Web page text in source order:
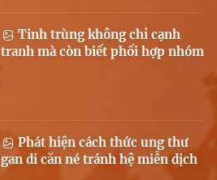
Tinh trùng không chỉ cạnh
tranh mà còn biết phối hợp nhóm
Phát hiện cách thức ung thư
gan di căn né tránh hệ miễn dịch